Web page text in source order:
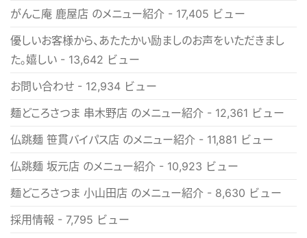
がんこ庵 鹿屋店 のメニュー紹介 - 17,405 ビュー
優しいお客様から、あたたかい励ましのお声をいただきまし
た。嬉しい - 13,642 ビュー
お問い合わせ - 12,934 ビュー
麺どころさつま 串木野店 のメニュー紹介 - 12,361 ビュー
仏跳麺 笹貫バイパス店 のメニュー紹介 - 11,881 ビュー
仏跳麺 坂元店 のメニュー紹介 - 10,923 ビュー
麺どころさつま 小山田店 のメニュー紹介 - 8,630 ビュー
採用情報 - 7,795 ビュー